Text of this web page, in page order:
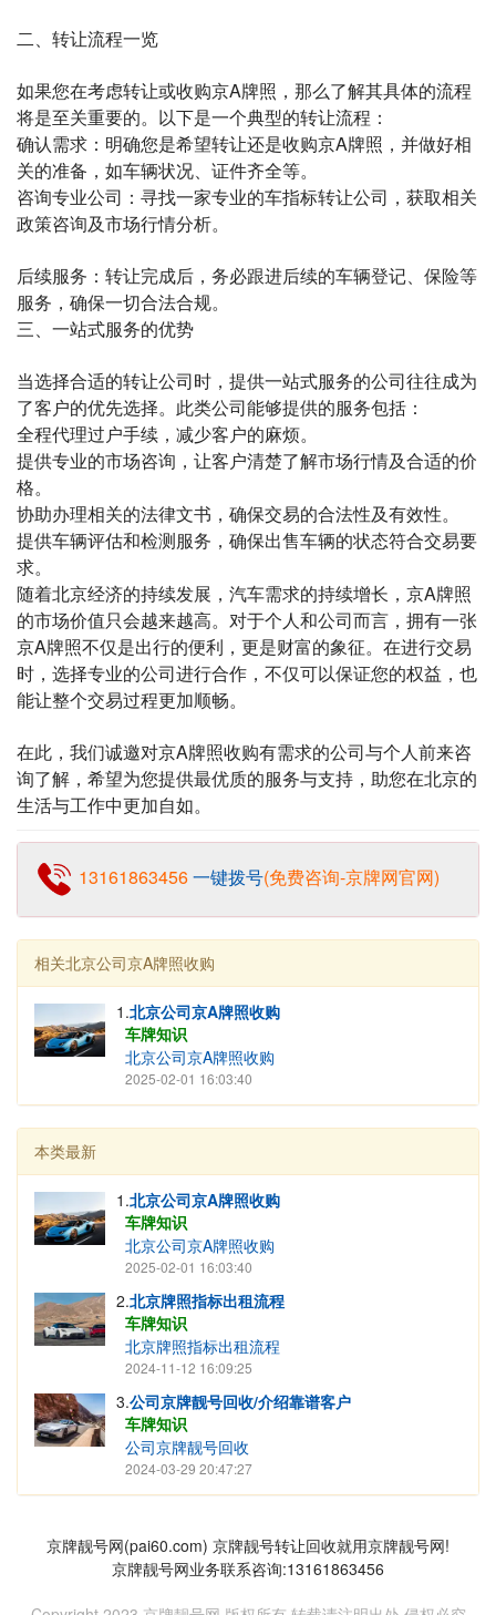
二、转让流程一览
如果您在考虑转让或收购京A牌照，那么了解其具体的流程
将是至关重要的。以下是一个典型的转让流程：
确认需求：明确您是希望转让还是收购京A牌照，并做好相
关的准备，如车辆状况、证件齐全等。
咨询专业公司：寻找一家专业的车指标转让公司，获取相关
政策咨询及市场行情分析。
后续服务：转让完成后，务必跟进后续的车辆登记、保险等
服务，确保一切合法合规。
三、一站式服务的优势
当选择合适的转让公司时，提供一站式服务的公司往往成为
了客户的优先选择。此类公司能够提供的服务包括：
全程代理过户手续，减少客户的麻烦。
提供专业的市场咨询，让客户清楚了解市场行情及合适的价
格。
协助办理相关的法律文书，确保交易的合法性及有效性。
提供车辆评估和检测服务，确保出售车辆的状态符合交易要
求。
​随着北京经济的持续发展，汽车需求的持续增长，京A牌照
的市场价值只会越来越高。对于个人和公司而言，拥有一张
京A牌照不仅是出行的便利，更是财富的象征。在进行交易
时，选择专业的公司进行合作，不仅可以保证您的权益，也
能让整个交易过程更加顺畅。
在此，我们诚邀对京A牌照收购有需求的公司与个人前来咨
询了解，希望为您提供最优质的服务与支持，助您在北京的
生活与工作中更加自如。
13161863456一键拨号(免费咨询-京牌网官网)
相关北京公司京A牌照收购
1.北京公司京A牌照收购
车牌知识
北京公司京A牌照收购
2025-02-01 16:03:40
本类最新
1.北京公司京A牌照收购
车牌知识
北京公司京A牌照收购
2025-02-01 16:03:40
2.北京牌照指标出租流程
车牌知识
北京牌照指标出租流程
2024-11-12 16:09:25
3.公司京牌靓号回收/介绍靠谱客户
车牌知识
公司京牌靓号回收
2024-03-29 20:47:27
京牌靓号网(pai60.com) 京牌靓号转让回收就用京牌靓号网!
京牌靓号网业务联系咨询:13161863456